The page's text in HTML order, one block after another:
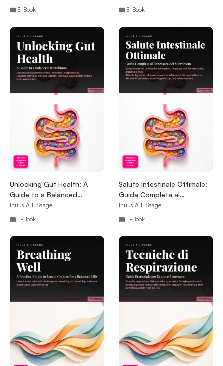
E-Book E-Book
Unlocking Gut Health: A
Guide to a Balanced
Microbiome
Inuus A.I. Saage
E-Book
Salute Intestinale Ottimale:
Guida Completa al
Benessere del Microbiota
Inuus A.I. Saage
E-Book